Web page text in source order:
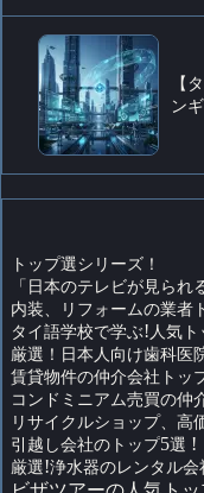
【
ン
トップ選シリーズ！
「日本のテレビが見られ
内装、リフォームの業者
タイ語学校で学ぶ! 人気
厳選！日本人向け歯科医
賃貸物件の仲介会社トッ
コンドミニアム売買の仲
リサイクルショップ、高
引越し会社のトップ5選 !
厳選!浄水器のレンタル会